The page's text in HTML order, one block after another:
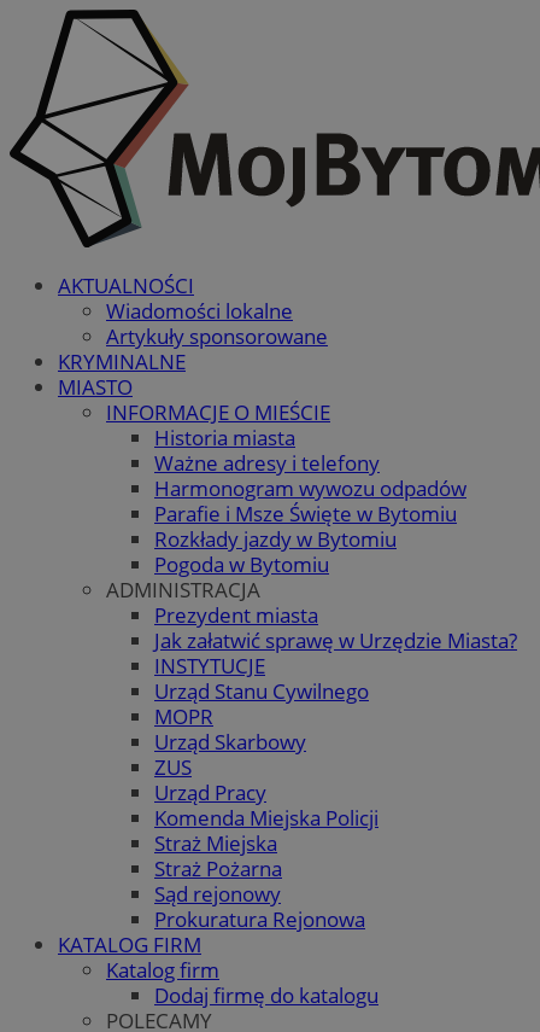
AKTUALNOŚCI
Wiadomości lokalne
Artykuły sponsorowane
KRYMINALNE
MIASTO
INFORMACJE O MIEŚCIE
Historia miasta
Ważne adresy i telefony
Harmonogram wywozu odpadów
Parafie i Msze Święte w Bytomiu
Rozkłady jazdy w Bytomiu
Pogoda w Bytomiu
ADMINISTRACJA
Prezydent miasta
Jak załatwić sprawę w Urzędzie Miasta?
INSTYTUCJE
Urząd Stanu Cywilnego
MOPR
Urząd Skarbowy
ZUS
Urząd Pracy
Komenda Miejska Policji
Straż Miejska
Straż Pożarna
Sąd rejonowy
Prokuratura Rejonowa
KATALOG FIRM
Katalog firm
Dodaj firmę do katalogu
POLECAMY